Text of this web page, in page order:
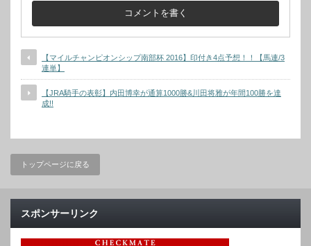
【マイルチャンピオンシップ南部杯 2016】印付き4点予想！！【馬連/3
連単】
【JRA騎手の表彰】内田博幸が通算1000勝&川田将雅が年間100勝を達
成!!
トップページに戻る
スポンサーリンク